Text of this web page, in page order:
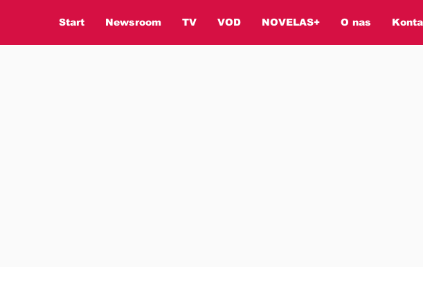
Start Newsroom TV VOD NOVELAS+ O nas